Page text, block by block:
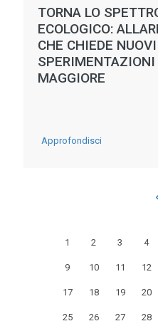
PER
IL
TORNA LO
ECOLOGICO:
CHE CHIEDE
MAGGIORE
Approfondisci-
DEFLUSSO
ECOLOGICO:
ALLARME
1 2 3 4
9 10 11 12
17 18 19 20
25 26 27 28